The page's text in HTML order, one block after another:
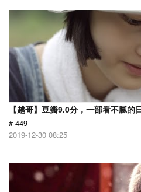
【越哥】豆瓣9.0分，一部看不腻的
# 449
2019-12-30 08:25